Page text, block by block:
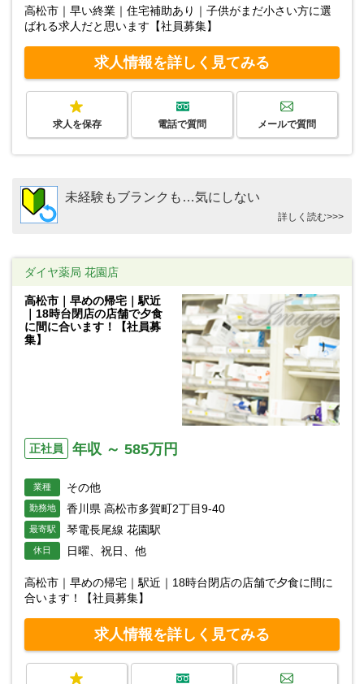
高松市｜早い終業｜住宅補助あり｜子供がまだ小さい方に選
ばれる求人だと思います【社員募集】
求人情報を詳しく見てみる
求人を保存 電話で質問 メールで質問
未経験もブランクも…気にしない
詳しく読む>>>
ダイヤ薬局 花園店
高松市｜早めの帰宅｜駅近
｜18時台閉店の店舗で夕食
に間に合います！【社員募
集】
正社員 年収 ～ 585万円
業種 その他
勤務地 香川県 高松市多賀町2丁目9-40
最寄駅 琴電長尾線 花園駅
休日 日曜、祝日、他
高松市｜早めの帰宅｜駅近｜18時台閉店の店舗で夕食に間に
合います！【社員募集】
求人情報を詳しく見てみる